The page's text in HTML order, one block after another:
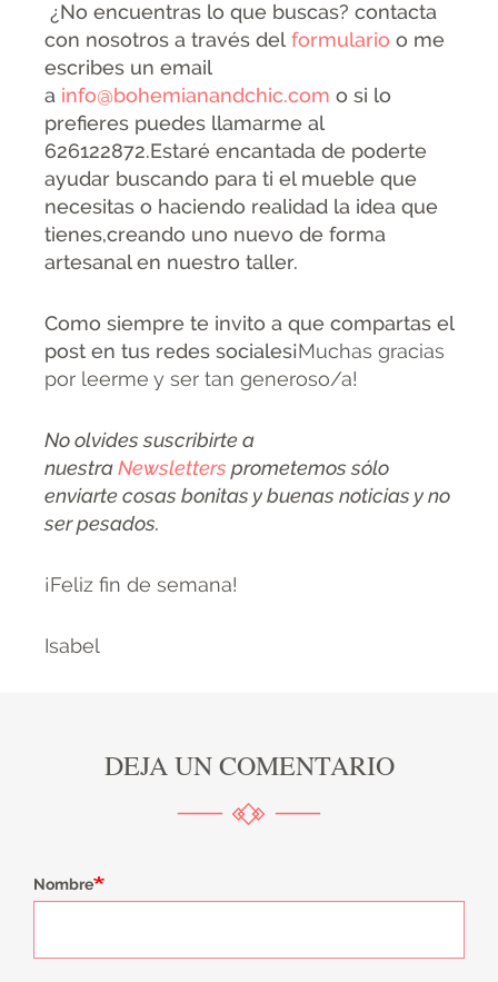
¿No encuentras lo que buscas? contacta
con nosotros a través del formulario o me
escribes un email
a info@bohemianandchic.com o si lo
prefieres puedes llamarme al
626122872.Estaré encantada de poderte
ayudar buscando para ti el mueble que
necesitas o haciendo realidad la idea que
tienes,creando uno nuevo de forma
artesanal en nuestro taller.
Como siempre te invito a que compartas el
post en tus redes sociales¡Muchas gracias
por leerme y ser tan generoso/a!
No olvides suscribirte a
nuestraNewsletters prometemos sólo
enviarte cosas bonitas y buenas noticias y no
ser pesados.
¡Feliz fin de semana!
Isabel
DEJA UN COMENTARIO
Nombre